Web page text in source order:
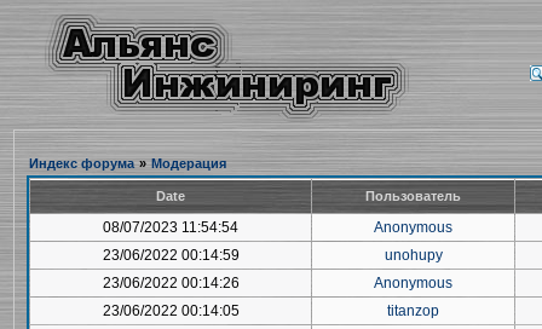
Индекс форума » Модерация
Date Пользователь
08/07/2023 11:54:54
Anonymous
23/06/2022 00:14:59
unohupy
23/06/2022 00:14:26
Anonymous
23/06/2022 00:14:05
titanzop